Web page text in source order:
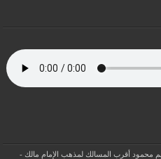
محمود
أقرب المسالك لمذهب الإمام مالك -